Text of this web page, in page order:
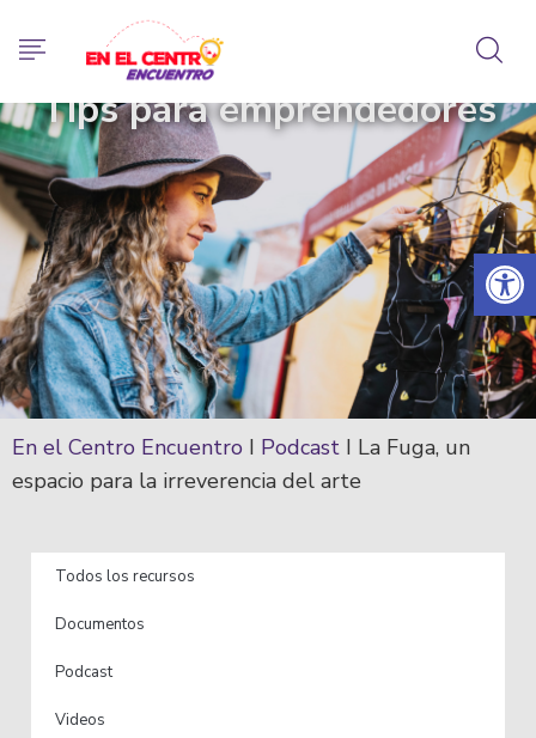
Abrir
Tips para emprendedores
En el Centro Encuentro I Podcast I La Fuga, un
espacio para la irreverencia del arte
Todos los recursos
Documentos
Podcast
Videos